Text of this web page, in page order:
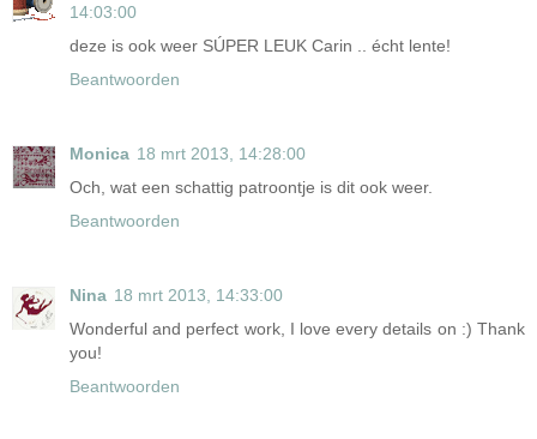
14:03:00
deze is ook weer SÚPER LEUK Carin .. écht lente!
Beantwoorden
Monica 18 mrt 2013, 14:28:00
Och, wat een schattig patroontje is dit ook weer.
Beantwoorden
Nina 18 mrt 2013, 14:33:00
Wonderful and perfect work, I love every details on :) Thank
you!
Beantwoorden